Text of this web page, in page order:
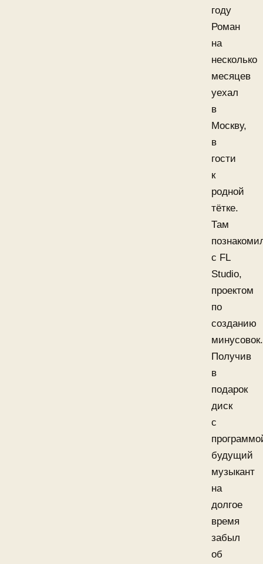
году
Роман
на
несколько
месяцев
уехал
в
Москву,
в
гости
к
родной
тётке.
Там
с FL
Studio,
проектом
по
созданию
минусовок.
Получив
в
подарок
диск
с
будущий
музыкант
на
долгое
время
забыл
об